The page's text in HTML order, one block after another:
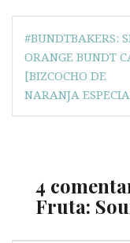
de
entradas
#BUNDTBAKERS:
ORANGE BUNDT
[BIZCOCHO DE
NARANJA
4
Fruta: